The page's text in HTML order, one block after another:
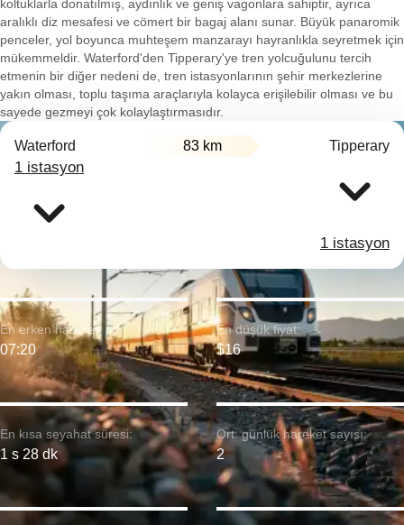
koltuklarla donatılmış, aydınlık ve geniş vagonlara sahiptir, ayrıca
aralıklı diz mesafesi ve cömert bir bagaj alanı sunar. Büyük panaromik
penceler, yol boyunca muhteşem manzarayı hayranlıkla seyretmek için
mükemmeldir. Waterford'den Tipperary'ye tren yolcuğulunu tercih
etmenin bir diğer nedeni de, tren istasyonlarının şehir merkezlerine
yakın olması, toplu taşıma araçlarıyla kolayca erişilebilir olması ve bu
sayede gezmeyi çok kolaylaştırmasıdır.
Waterford 83 km Tipperary
1 istasyon
1 istasyon
En kısa seyahat süresi:
1 s 28 dk
En erken hareket:
07:20
En düşük fiyat:
$16
Ort. günlük hareket sayısı:
2